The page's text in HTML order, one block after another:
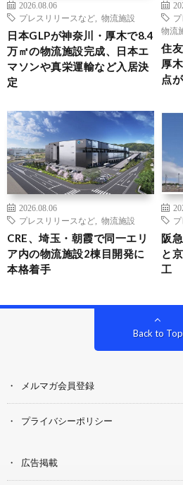
2026.08.06
プレスリリースなど
物流施設
日本GLPが神奈川・厚木で8.4
万㎡の物流施設完成、日本エ
マソンや真栄運輸など入居決
定
物流
住
厚
点
2026.08.06
プレスリリースなど
物流施設
CRE、埼玉・朝霞で同一エリ
ア内の物流施設2棟目開発に
本格着手
阪
と
工
Back to Top
メルマガ会員登録
プライバシーポリシー
広告掲載